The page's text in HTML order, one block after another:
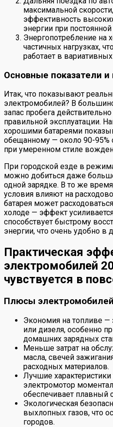
максимальной
эффективность
энергии при постоянной
Энергопотребление на
частичных нагрузках,
работает в
Основные показатели
Итак, что показывают
электромобилей? В
запас пробега
правильной эксплуатации.
хорошими батареями
обещанному — около 90-95%
при умеренном стиле
При городской езде в
можно добиться даже
одной зарядке. В то же
условия влияют на
батарея может
холоде — эффект
способствует быстрому
энергии, что очень удобно в
Практическая
электромобилей
чувствуется в
Плюсы
Экономия на топливе
или дизеля, особенно
домашних зарядных
Меньше затрат на
масла, свечей
расходных материалов.
Лучшие
электромотор
обеспечивает плавный
Экологическая
выхлопных газов, что
городов.